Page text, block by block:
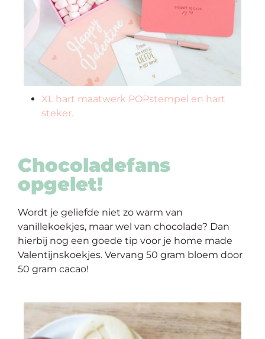
XL hart maatwerk POPstempel en hart
steker.
Chocoladefans
opgelet!
Wordt je geliefde niet zo warm van
vanillekoekjes, maar wel van chocolade? Dan
hierbij nog een goede tip voor je home made
Valentijnskoekjes. Vervang 50 gram bloem door
50 gram cacao!